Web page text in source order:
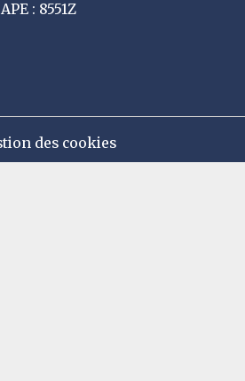
APE : 8551Z
des cookies